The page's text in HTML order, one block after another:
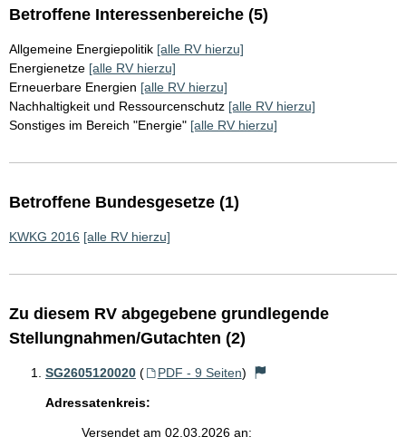
Betroffene Interessenbereiche (5)
Allgemeine Energiepolitik [alle RV hierzu]
Energienetze [alle RV hierzu]
Erneuerbare Energien [alle RV hierzu]
Nachhaltigkeit und Ressourcenschutz [alle RV hierzu]
Sonstiges im Bereich "Energie" [alle RV hierzu]
Betroffene Bundesgesetze (1)
KWKG 2016 [alle RV hierzu]
Zu diesem RV abgegebene grundlegende
Stellungnahmen/Gutachten (2)
SG2605120020 ( PDF - 9 Seiten)
Adressatenkreis:
Versendet am 02.03.2026 an: